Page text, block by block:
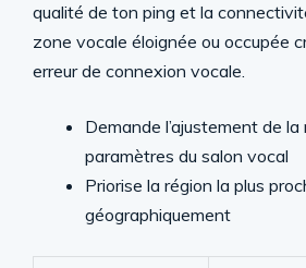
qualité de ton ping et la
zone vocale éloignée ou occupée
erreur de connexion vocale.
Demande l’ajustement de
paramètres du salon vocal
Priorise la région la plus
géographiquement